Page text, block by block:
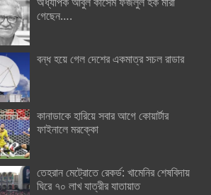
গেছেন….
বন্ধ হয়ে গেল দেশের একমাত্র সচল রাডার
কানাডাকে হারিয়ে সবার আগে কোয়ার্টার
ফাইনালে মরক্কো
তেহরান মেট্রোতে রেকর্ড: খামেনির শেষবিদায়
ঘিরে ৭০ লাখ যাত্রীর যাতায়াত